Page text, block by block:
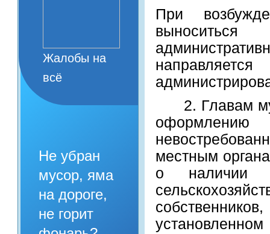
Жалобы на
всё
Не убран
мусор, яма
на дороге,
не горит
При
2. Главам
оформлению
местным
о наличии
установленном